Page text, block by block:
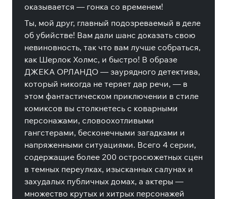
оказывается — гонка со временем!
Ты, мой друг, главный подозреваемый в деле
об убийстве! Вам дали шанс доказать свою
невиновность, так что вам лучше собраться,
как Шерлок Холмс, и быстро! В образе
ДЖЕКА ОРЛАНДО — заурядного детектива,
который никогда не теряет дар речи, — в
этом фантастическом приключении в стиле
комиксов вы столкнетесь с коварными
персонажами, словоохотливыми
гангстерами, бесконечными загадками и
напряженными ситуациями. Всего 4 серии,
содержащие более 200 остросюжетных сцен
в темных переулках, изысканных салунах и
захудалых публичных домах, а актеры —
множество крутых и хитрых персонажей